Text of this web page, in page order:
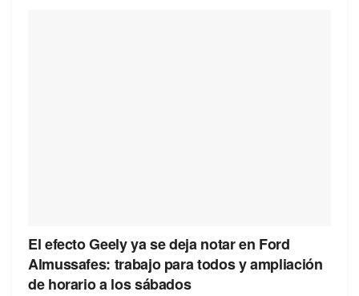
El efecto Geely ya se deja notar en Ford
Almussafes: trabajo para todos y ampliación
de horario a los sábados